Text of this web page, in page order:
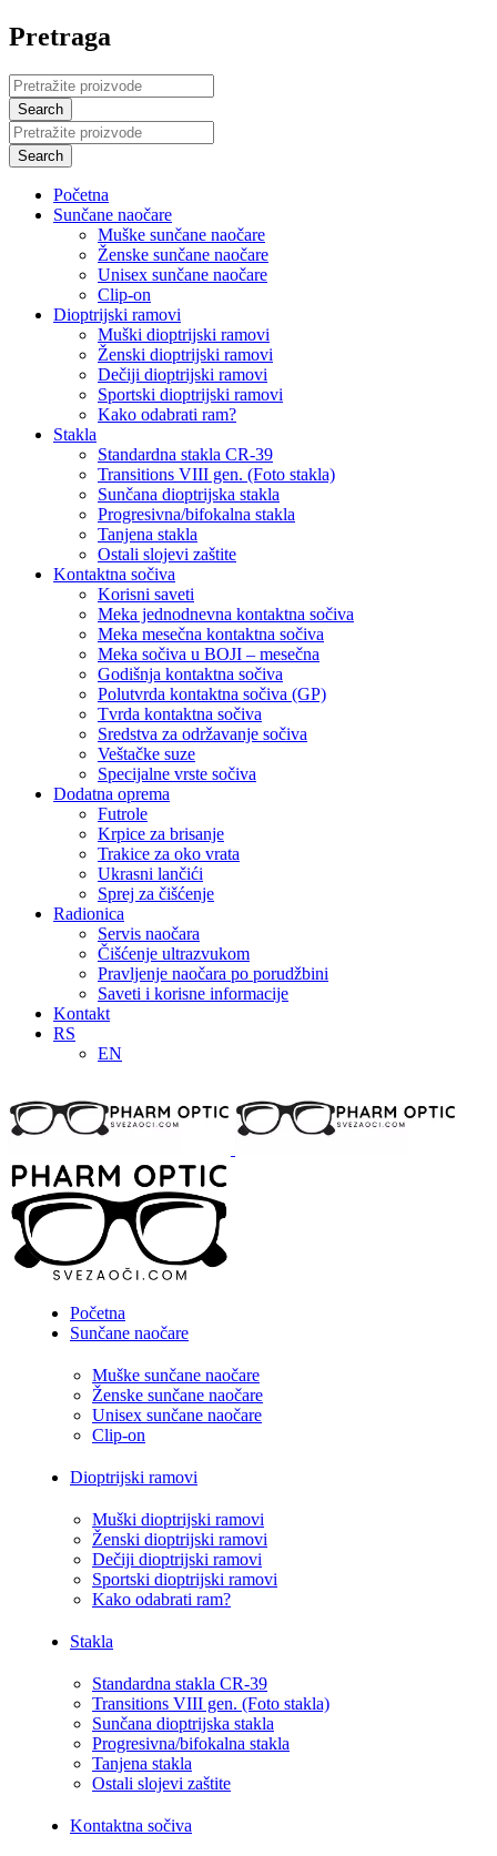
Pretraga
Početna
Sunčane naočare
Muške sunčane naočare
Ženske sunčane naočare
Unisex sunčane naočare
Clip-on
Dioptrijski ramovi
Muški dioptrijski ramovi
Ženski dioptrijski ramovi
Dečiji dioptrijski ramovi
Sportski dioptrijski ramovi
Kako odabrati ram?
Stakla
Standardna stakla CR-39
Transitions VIII gen. (Foto stakla)
Sunčana dioptrijska stakla
Progresivna/bifokalna stakla
Tanjena stakla
Ostali slojevi zaštite
Kontaktna sočiva
Korisni saveti
Meka jednodnevna kontaktna sočiva
Meka mesečna kontaktna sočiva
Meka sočiva u BOJI – mesečna
Godišnja kontaktna sočiva
Polutvrda kontaktna sočiva (GP)
Tvrda kontaktna sočiva
Sredstva za održavanje sočiva
Veštačke suze
Specijalne vrste sočiva
Dodatna oprema
Futrole
Krpice za brisanje
Trakice za oko vrata
Ukrasni lančići
Sprej za čišćenje
Radionica
Servis naočara
Čišćenje ultrazvukom
Pravljenje naočara po porudžbini
Saveti i korisne informacije
Kontakt
RS
EN
Početna
Sunčane naočare
Muške sunčane naočare
Ženske sunčane naočare
Unisex sunčane naočare
Clip-on
Dioptrijski ramovi
Muški dioptrijski ramovi
Ženski dioptrijski ramovi
Dečiji dioptrijski ramovi
Sportski dioptrijski ramovi
Kako odabrati ram?
Stakla
Standardna stakla CR-39
Transitions VIII gen. (Foto stakla)
Sunčana dioptrijska stakla
Progresivna/bifokalna stakla
Tanjena stakla
Ostali slojevi zaštite
Kontaktna sočiva